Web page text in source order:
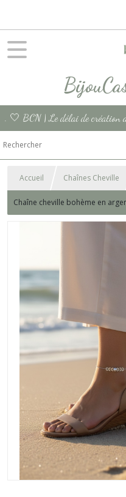
. 🤍 BCN | Le délai de création
Accueil Chaînes Cheville
Chaîne cheville bohème en
cheville fait main orné d'une